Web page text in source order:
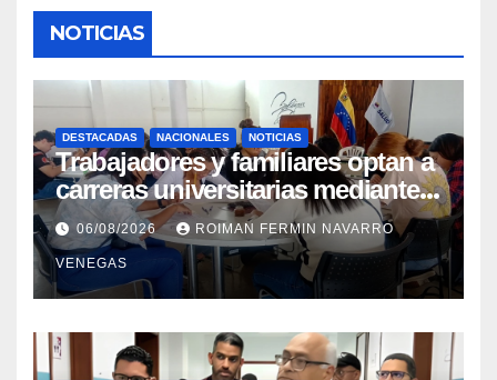
NOTICIAS
DESTACADAS NACIONALES NOTICIAS
Trabajadores y familiares optan a
carreras universitarias mediante
convenio entre MinSalud y la
UCV
06/08/2026 ROIMAN FERMIN NAVARRO
VENEGAS